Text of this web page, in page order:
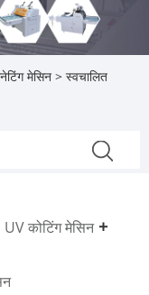
मेसिन > स्वचालित
UV कोटिंग मेसिन